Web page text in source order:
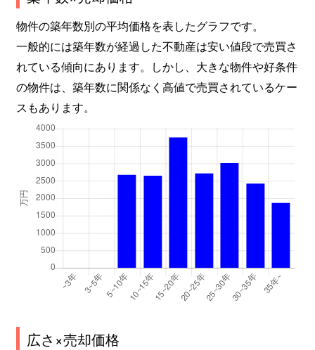
物件の築年数別の平均価格を表したグラフです。
一般的には築年数が経過した不動産は安い値段で売買さ
れている傾向にあります。しかし、大きな物件や好条件
の物件は、築年数に関係なく高値で売買されているケー
スもあります。
広さ×売却価格